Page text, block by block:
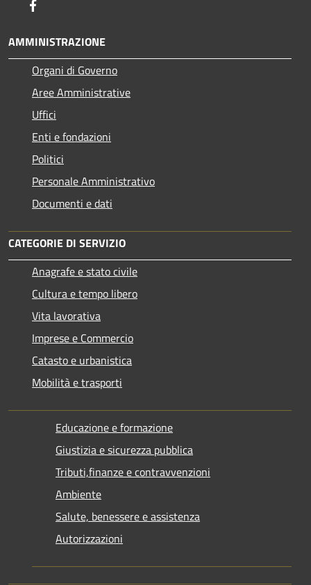
AMMINISTRAZIONE
Organi di Governo
Aree Amministrative
Uffici
Enti e fondazioni
Politici
Personale Amministrativo
Documenti e dati
CATEGORIE DI SERVIZIO
Anagrafe e stato civile
Cultura e tempo libero
Vita lavorativa
Imprese e Commercio
Catasto e urbanistica
Mobilità e trasporti
Educazione e formazione
Giustizia e sicurezza pubblica
Tributi,finanze e contravvenzioni
Ambiente
Salute, benessere e assistenza
Autorizzazioni